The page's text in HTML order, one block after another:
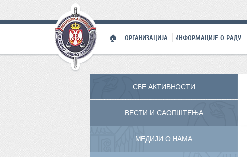
🏠 ОРГАНИЗАЦИЈА ИНФОРМАЦИЈЕ О РАДУ
СВЕ АКТИВНОСТИ
ВЕСТИ И САОПШТЕЊА
МЕДИЈИ О НАМА